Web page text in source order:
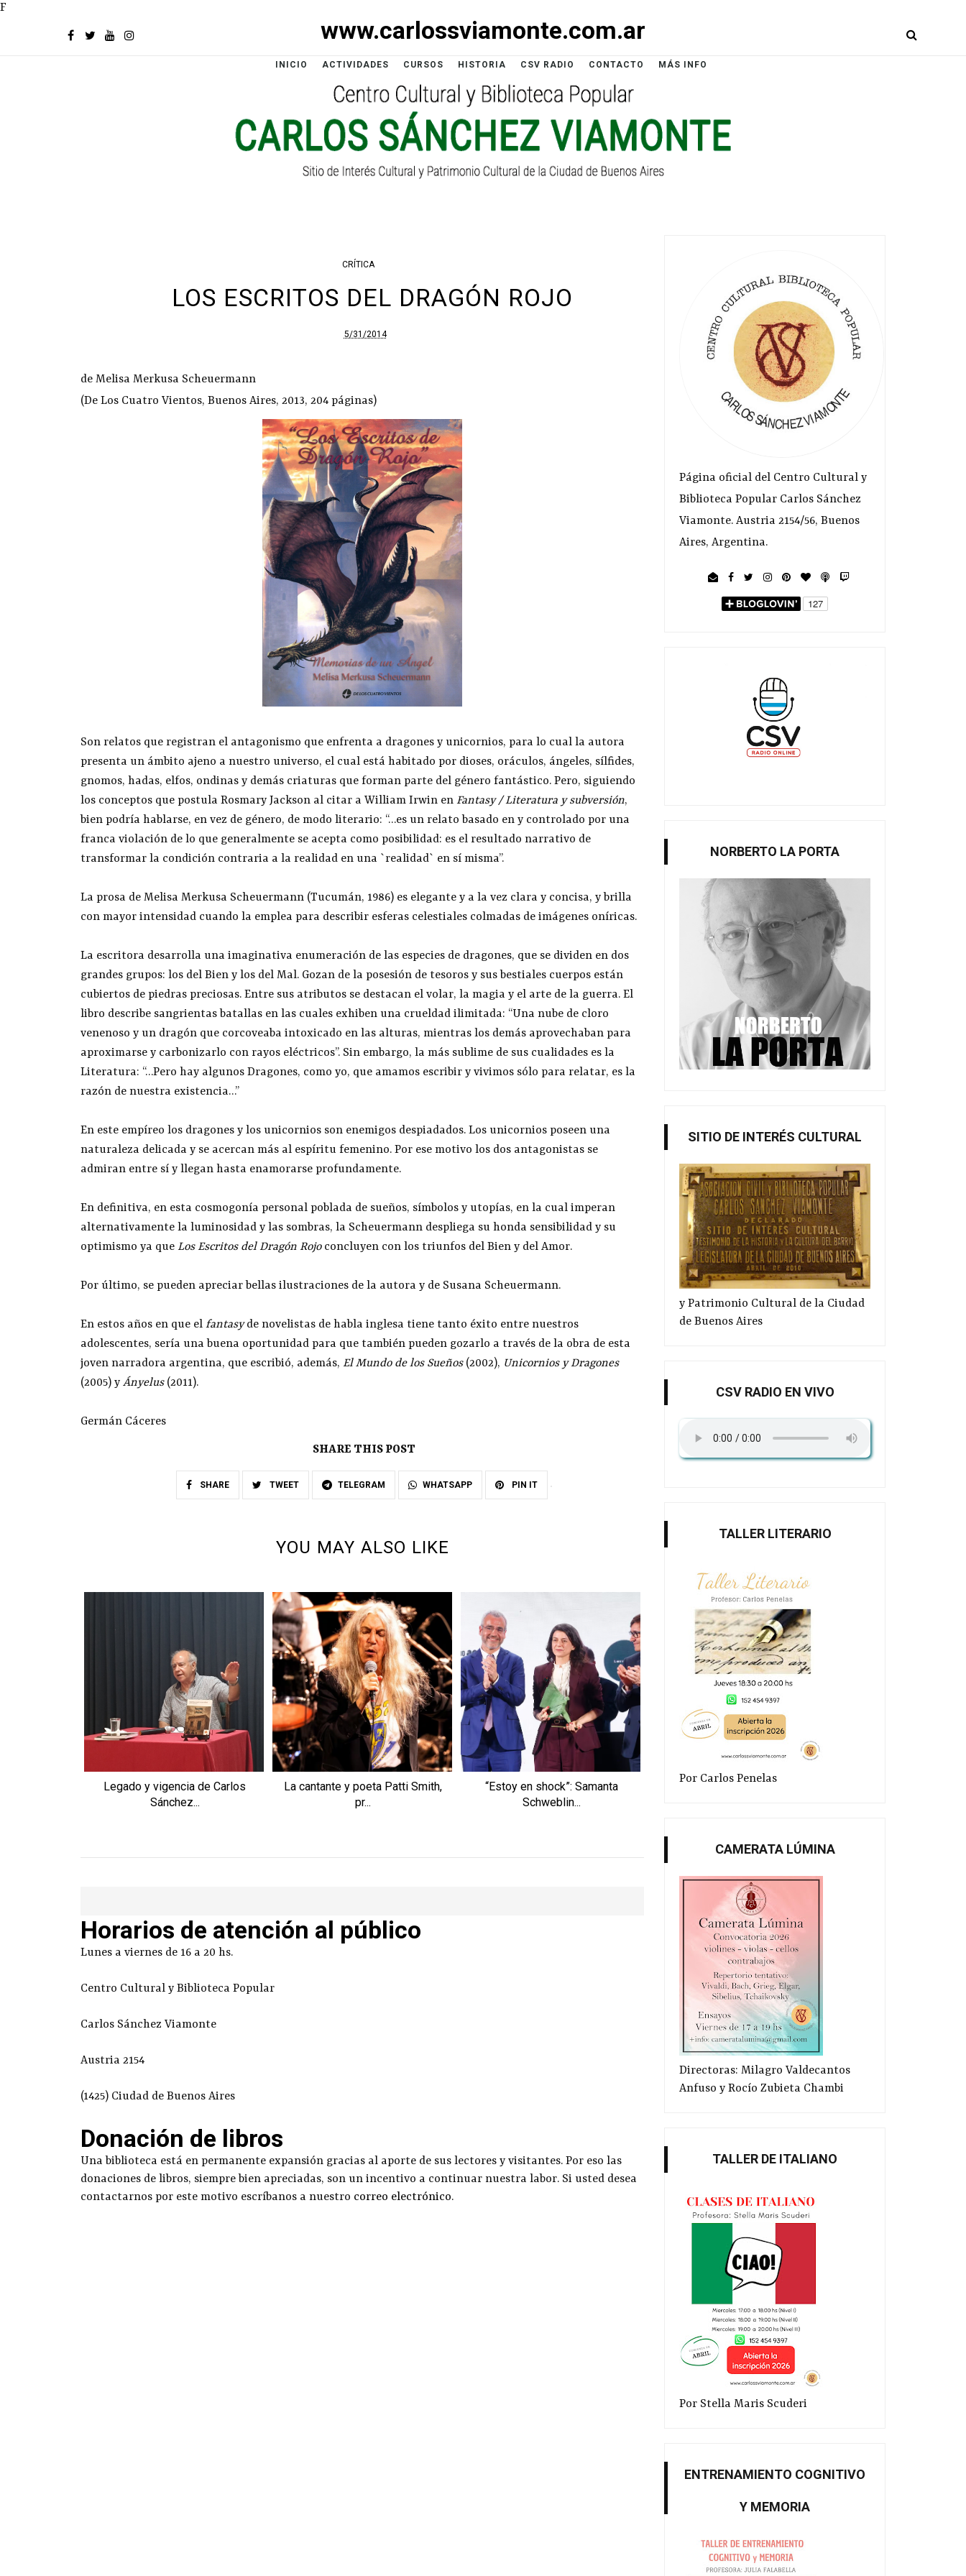
F
www.carlossviamonte.com.ar
INICIO ACTIVIDADES CURSOS HISTORIA CSV RADIO CONTACTO MÁS INFO
CRÍTICA
LOS ESCRITOS DEL DRAGÓN ROJO
5/31/2014
de Melisa Merkusa Scheuermann
(De Los Cuatro Vientos, Buenos Aires, 2013, 204 páginas)
Son relatos que registran el antagonismo que enfrenta a dragones y unicornios, para lo cual la autora
presenta un ámbito ajeno a nuestro universo, el cual está habitado por dioses, oráculos, ángeles, sílfides,
gnomos, hadas, elfos, ondinas y demás criaturas que forman parte del género fantástico. Pero, siguiendo
los conceptos que postula Rosmary Jackson al citar a William Irwin en Fantasy / Literatura y subversión,
bien podría hablarse, en vez de género, de modo literario: “…es un relato basado en y controlado por una
franca violación de lo que generalmente se acepta como posibilidad: es el resultado narrativo de
transformar la condición contraria a la realidad en una `realidad` en sí misma”.
La prosa de Melisa Merkusa Scheuermann (Tucumán, 1986) es elegante y a la vez clara y concisa, y brilla
con mayor intensidad cuando la emplea para describir esferas celestiales colmadas de imágenes oníricas.
La escritora desarrolla una imaginativa enumeración de las especies de dragones, que se dividen en dos
grandes grupos: los del Bien y los del Mal. Gozan de la posesión de tesoros y sus bestiales cuerpos están
cubiertos de piedras preciosas. Entre sus atributos se destacan el volar, la magia y el arte de la guerra. El
libro describe sangrientas batallas en las cuales exhiben una crueldad ilimitada: “Una nube de cloro
venenoso y un dragón que corcoveaba intoxicado en las alturas, mientras los demás aprovechaban para
aproximarse y carbonizarlo con rayos eléctricos”. Sin embargo, la más sublime de sus cualidades es la
Literatura: “…Pero hay algunos Dragones, como yo, que amamos escribir y vivimos sólo para relatar, es la
razón de nuestra existencia…”
En este empíreo los dragones y los unicornios son enemigos despiadados. Los unicornios poseen una
naturaleza delicada y se acercan más al espíritu femenino. Por ese motivo los dos antagonistas se
admiran entre sí y llegan hasta enamorarse profundamente.
En definitiva, en esta cosmogonía personal poblada de sueños, símbolos y utopías, en la cual imperan
alternativamente la luminosidad y las sombras, la Scheuermann despliega su honda sensibilidad y su
optimismo ya que Los Escritos del Dragón Rojoconcluyen con los triunfos del Bien y del Amor.
Por último, se pueden apreciar bellas ilustraciones de la autora y de Susana Scheuermann.
En estos años en que el fantasyde novelistas de habla inglesa tiene tanto éxito entre nuestros
adolescentes, sería una buena oportunidad para que también pueden gozarlo a través de la obra de esta
joven narradora argentina, que escribió, además, El Mundo de los Sueños(2002), Unicornios y Dragones
(2005) y Ányelus (2011).
Germán Cáceres
SHARE THIS POST
SHARE TWEET TELEGRAM WHATSAPP PIN IT
YOU MAY ALSO LIKE
Legado y vigencia de Carlos
Sánchez...
La cantante y poeta Patti Smith,
pr...
“Estoy en shock”: Samanta
Schweblin...
Taller literario 2026
Horarios de atención al público
Lunes a viernes de 16 a 20 hs.
Centro Cultural y Biblioteca Popular
Carlos Sánchez Viamonte
Austria 2154
(1425) Ciudad de Buenos Aires
Donación de libros
Una biblioteca está en permanente expansión gracias al aporte de sus lectores y visitantes. Por eso las
donaciones de libros, siempre bien apreciadas, son un incentivo a continuar nuestra labor. Si usted desea
contactarnos por este motivo escríbanos a nuestro correo electrónico.
Página oficial del Centro Cultural y
Biblioteca Popular Carlos Sánchez
Viamonte. Austria 2154/56, Buenos
Aires, Argentina.
NORBERTO LA PORTA
SITIO DE INTERÉS CULTURAL
y Patrimonio Cultural de la Ciudad
de Buenos Aires
CSV RADIO EN VIVO
TALLER LITERARIO
Por Carlos Penelas
CAMERATA LÚMINA
Directoras: Milagro Valdecantos
Anfuso y Rocío Zubieta Chambi
TALLER DE ITALIANO
Por Stella Maris Scuderi
ENTRENAMIENTO COGNITIVO
Y MEMORIA